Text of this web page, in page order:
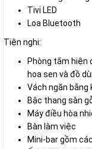
Tivi LED
Loa Bluetooth
Tiện nghi:
Phòng tắm hiện
hoa sen và đồ
Vách ngăn bằng
Bậc thang sàn
Máy điều hòa
Bàn làm việc
Mini-bar gồm